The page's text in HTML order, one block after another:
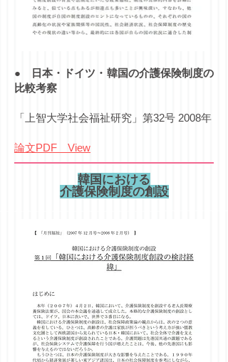
●
日本・ドイツ・韓国の介護保険制度の
比較考察
「上智大学社会福祉研究」第32号 2008年
論文PDF View
韓国における
介護保険制度の創設